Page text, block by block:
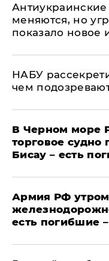
меняются, но
показало новое
НАБУ
чем
В Черном море
торговое судно
Бисау – есть
Армия РФ утром
есть погибшие